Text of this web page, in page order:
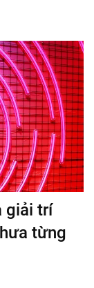
giải trí
từng